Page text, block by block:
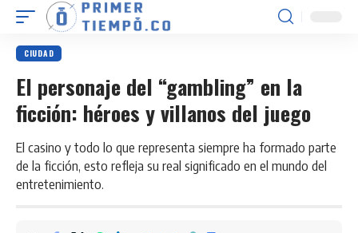
CIUDAD
El personaje del “gambling” en la
ficción: héroes y villanos del juego
El casino y todo lo que representa siempre ha formado parte
de la ficción, esto refleja su real significado en el mundo del
entretenimiento.